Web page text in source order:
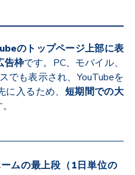
のトップページ上部に表
告枠です。 PC、モバイル、
でも表示され、YouTubeを
入るため、 短期間での大
ムの最上段（1日単位の